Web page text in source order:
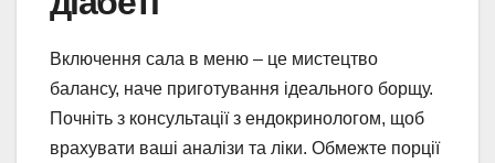
Включення сала в меню – це мистецтво
балансу, наче приготування ідеального борщу.
Почніть з консультації з ендокринологом, щоб
врахувати ваші аналізи та ліки. Обмежте порції